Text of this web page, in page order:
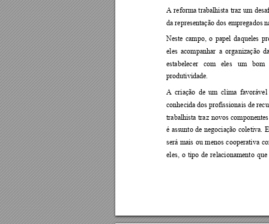
A reforma trabalhista traz um
da representação dos
Neste campo, o papel daqueles
eles acompanhar a organização
estabelecer com eles um bom
produtividade.
A criação de um clima favorável
conhecida dos profissionais de
trabalhista traz novos
é assunto de negociação coletiva.
será mais ou menos cooperativa
eles, o tipo de relacionamento que